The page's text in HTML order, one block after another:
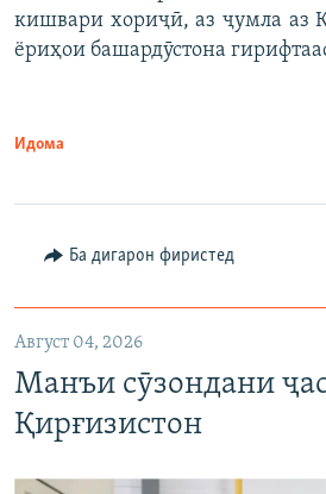
кишвари хориҷӣ, аз ҷумла аз
ёриҳои башардӯстона
Идома
Ба дигарон фиристед
Август 04, 2026
Манъи сӯзондани
Қирғизистон